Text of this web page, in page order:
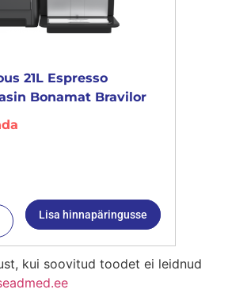
21L Espresso
Bonamat Bravilor
Lisa hinnapäringusse
kui soovitud toodet ei leidnud